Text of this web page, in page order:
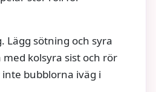
Lägg sötning och syra
kolsyra sist och rör
bubblorna iväg i